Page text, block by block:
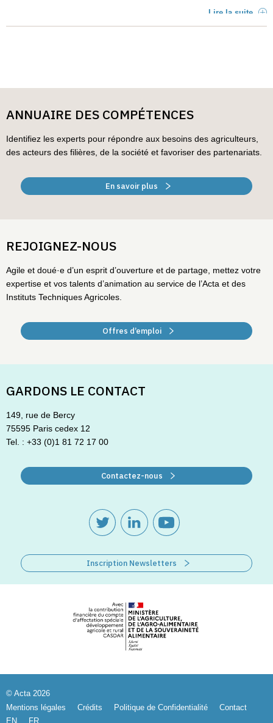
Lire la suite
ANNUAIRE DES COMPÉTENCES
Identifiez les experts pour répondre aux besoins des agriculteurs,
des acteurs des filières, de la société et favoriser des partenariats.
En savoir plus
REJOIGNEZ-NOUS
Agile et doué·e d’un esprit d’ouverture et de partage, mettez votre
expertise et vos talents d’animation au service de l’Acta et des
Instituts Techniques Agricoles.
Offres d’emploi
GARDONS LE CONTACT
149, rue de Bercy
75595 Paris cedex 12
Tel. : +33 (0)1 81 72 17 00
Contactez-nous
Inscription Newsletters
© Acta 2026
Mentions légales
Crédits Politique de Confidentialité
Contact
EN
FR